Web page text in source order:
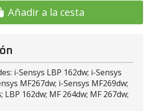
Añadir a la cesta
i-Sensys LBP 162dw; i-Sensys
MF267dw; i-Sensys MF269dw;
LBP 162dw; MF 264dw; MF 267dw;